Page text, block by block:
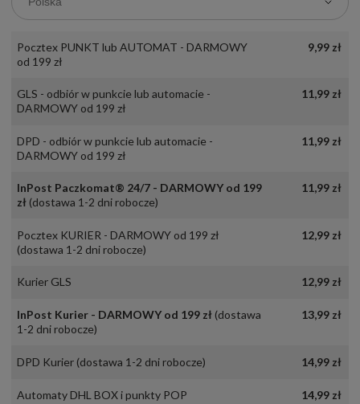
Pocztex PUNKT lub AUTOMAT - DARMOWY
od 199 zł
9,99 zł
GLS - odbiór w punkcie lub automacie -
DARMOWY od 199 zł
11,99 zł
DPD - odbiór w punkcie lub automacie -
DARMOWY od 199 zł
11,99 zł
InPost Paczkomat® 24/7 - DARMOWY od 199
zł (dostawa 1-2 dni robocze)
11,99 zł
Pocztex KURIER - DARMOWY od 199 zł
(dostawa 1-2 dni robocze)
12,99 zł
Kurier GLS 12,99 zł
InPost Kurier - DARMOWY od 199 zł (dostawa
1-2 dni robocze)
13,99 zł
DPD Kurier (dostawa 1-2 dni robocze) 14,99 zł
Automaty DHL BOX i punkty POP 14,99 zł